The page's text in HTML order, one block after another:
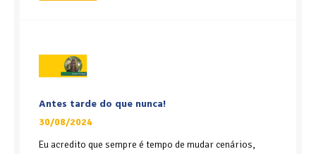
Antes tarde do que nunca!
30/08/2024
Eu acredito que sempre é tempo de mudar cenários,